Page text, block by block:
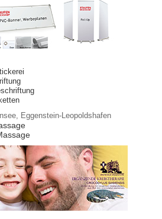
Eggenstein-Leopoldshafen